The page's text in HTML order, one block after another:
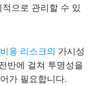
으로 관리할 수 있
용 리스크의 가시성
반에 걸쳐 투명성을
가 필요합니다.